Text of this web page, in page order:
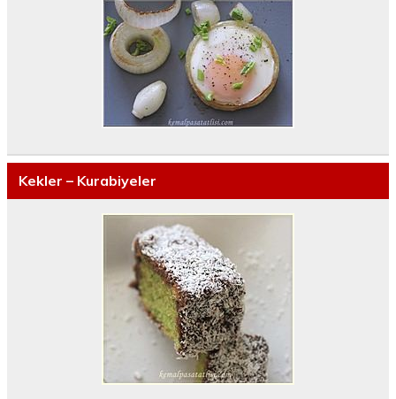
Kekler – Kurabiyeler